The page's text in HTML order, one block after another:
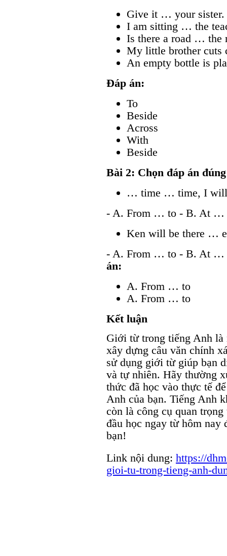
Give it … your sister.
I am sitting … the
Is there a road … the
My little brother cuts
An empty bottle is
Đáp án:
To
Beside
Across
With
Beside
Bài 2: Chọn đáp án đúng
… time … time, I will
- A. From … to - B. At
Ken will be there …
- A. From … to - B. At
án:
A. From … to
A. From … to
Kết luận
Giới từ trong tiếng Anh là
xây dựng câu văn chính
sử dụng giới từ giúp bạn
và tự nhiên. Hãy thường
thức đã học vào thực tế
Anh của bạn. Tiếng Anh
còn là công cụ quan
đầu học ngay từ hôm nay
bạn!
Link nội dung: https://
gioi-tu-trong-tieng-anh-